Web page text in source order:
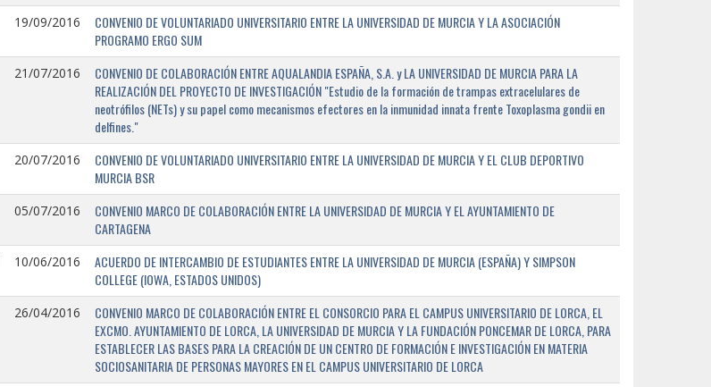
19/09/2016
CONVENIO DE VOLUNTARIADO UNIVERSITARIO ENTRE LA UNIVERSIDAD DE MURCIA Y LA ASOCIACIÓN
PROGRAMO ERGO SUM
21/07/2016
CONVENIO DE COLABORACIÓN ENTRE AQUALANDIA ESPAÑA, S.A. y LA UNIVERSIDAD DE MURCIA PARA LA
REALIZACIÓN DEL PROYECTO DE INVESTIGACIÓN "Estudio de la formación de trampas extracelulares de
neotrófilos (NETs) y su papel como mecanismos efectores en la inmunidad innata frente Toxoplasma gondii en
delfines."
20/07/2016
CONVENIO DE VOLUNTARIADO UNIVERSITARIO ENTRE LA UNIVERSIDAD DE MURCIA Y EL CLUB DEPORTIVO
MURCIA BSR
05/07/2016
CONVENIO MARCO DE COLABORACIÓN ENTRE LA UNIVERSIDAD DE MURCIA Y EL AYUNTAMIENTO DE
CARTAGENA
10/06/2016
ACUERDO DE INTERCAMBIO DE ESTUDIANTES ENTRE LA UNIVERSIDAD DE MURCIA (ESPAÑA) Y SIMPSON
COLLEGE (IOWA, ESTADOS UNIDOS)
26/04/2016
CONVENIO MARCO DE COLABORACIÓN ENTRE EL CONSORCIO PARA EL CAMPUS UNIVERSITARIO DE LORCA, EL
EXCMO. AYUNTAMIENTO DE LORCA, LA UNIVERSIDAD DE MURCIA Y LA FUNDACIÓN PONCEMAR DE LORCA, PARA
ESTABLECER LAS BASES PARA LA CREACIÓN DE UN CENTRO DE FORMACIÓN E INVESTIGACIÓN EN MATERIA
SOCIOSANITARIA DE PERSONAS MAYORES EN EL CAMPUS UNIVERSITARIO DE LORCA